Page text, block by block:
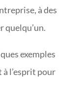
à des
quelqu’un.
exemples
l’esprit pour